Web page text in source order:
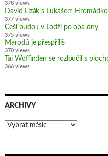
378 views
David Lizák s Lukášem
377 views
Češi budou v Lodži po oba dny
375 views
Marodů je přespříliš
370 views
Tai Woffinden se rozloučil s
366 views
ARCHIVY
Archivy